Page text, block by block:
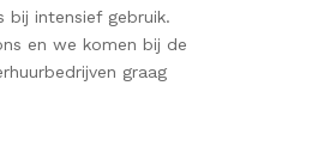
bij intensief gebruik.
en we komen bij de
graag